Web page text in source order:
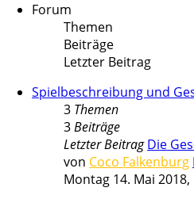
Forum
Themen
Beiträge
Letzter Beitrag
Spielbeschreibung und
3 Themen
3Beiträge
Letzter Beitrag Die
von Coco Falkenburg
Montag 14. Mai 2018,